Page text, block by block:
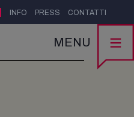
INFO PRESS CONTATTI
MENU